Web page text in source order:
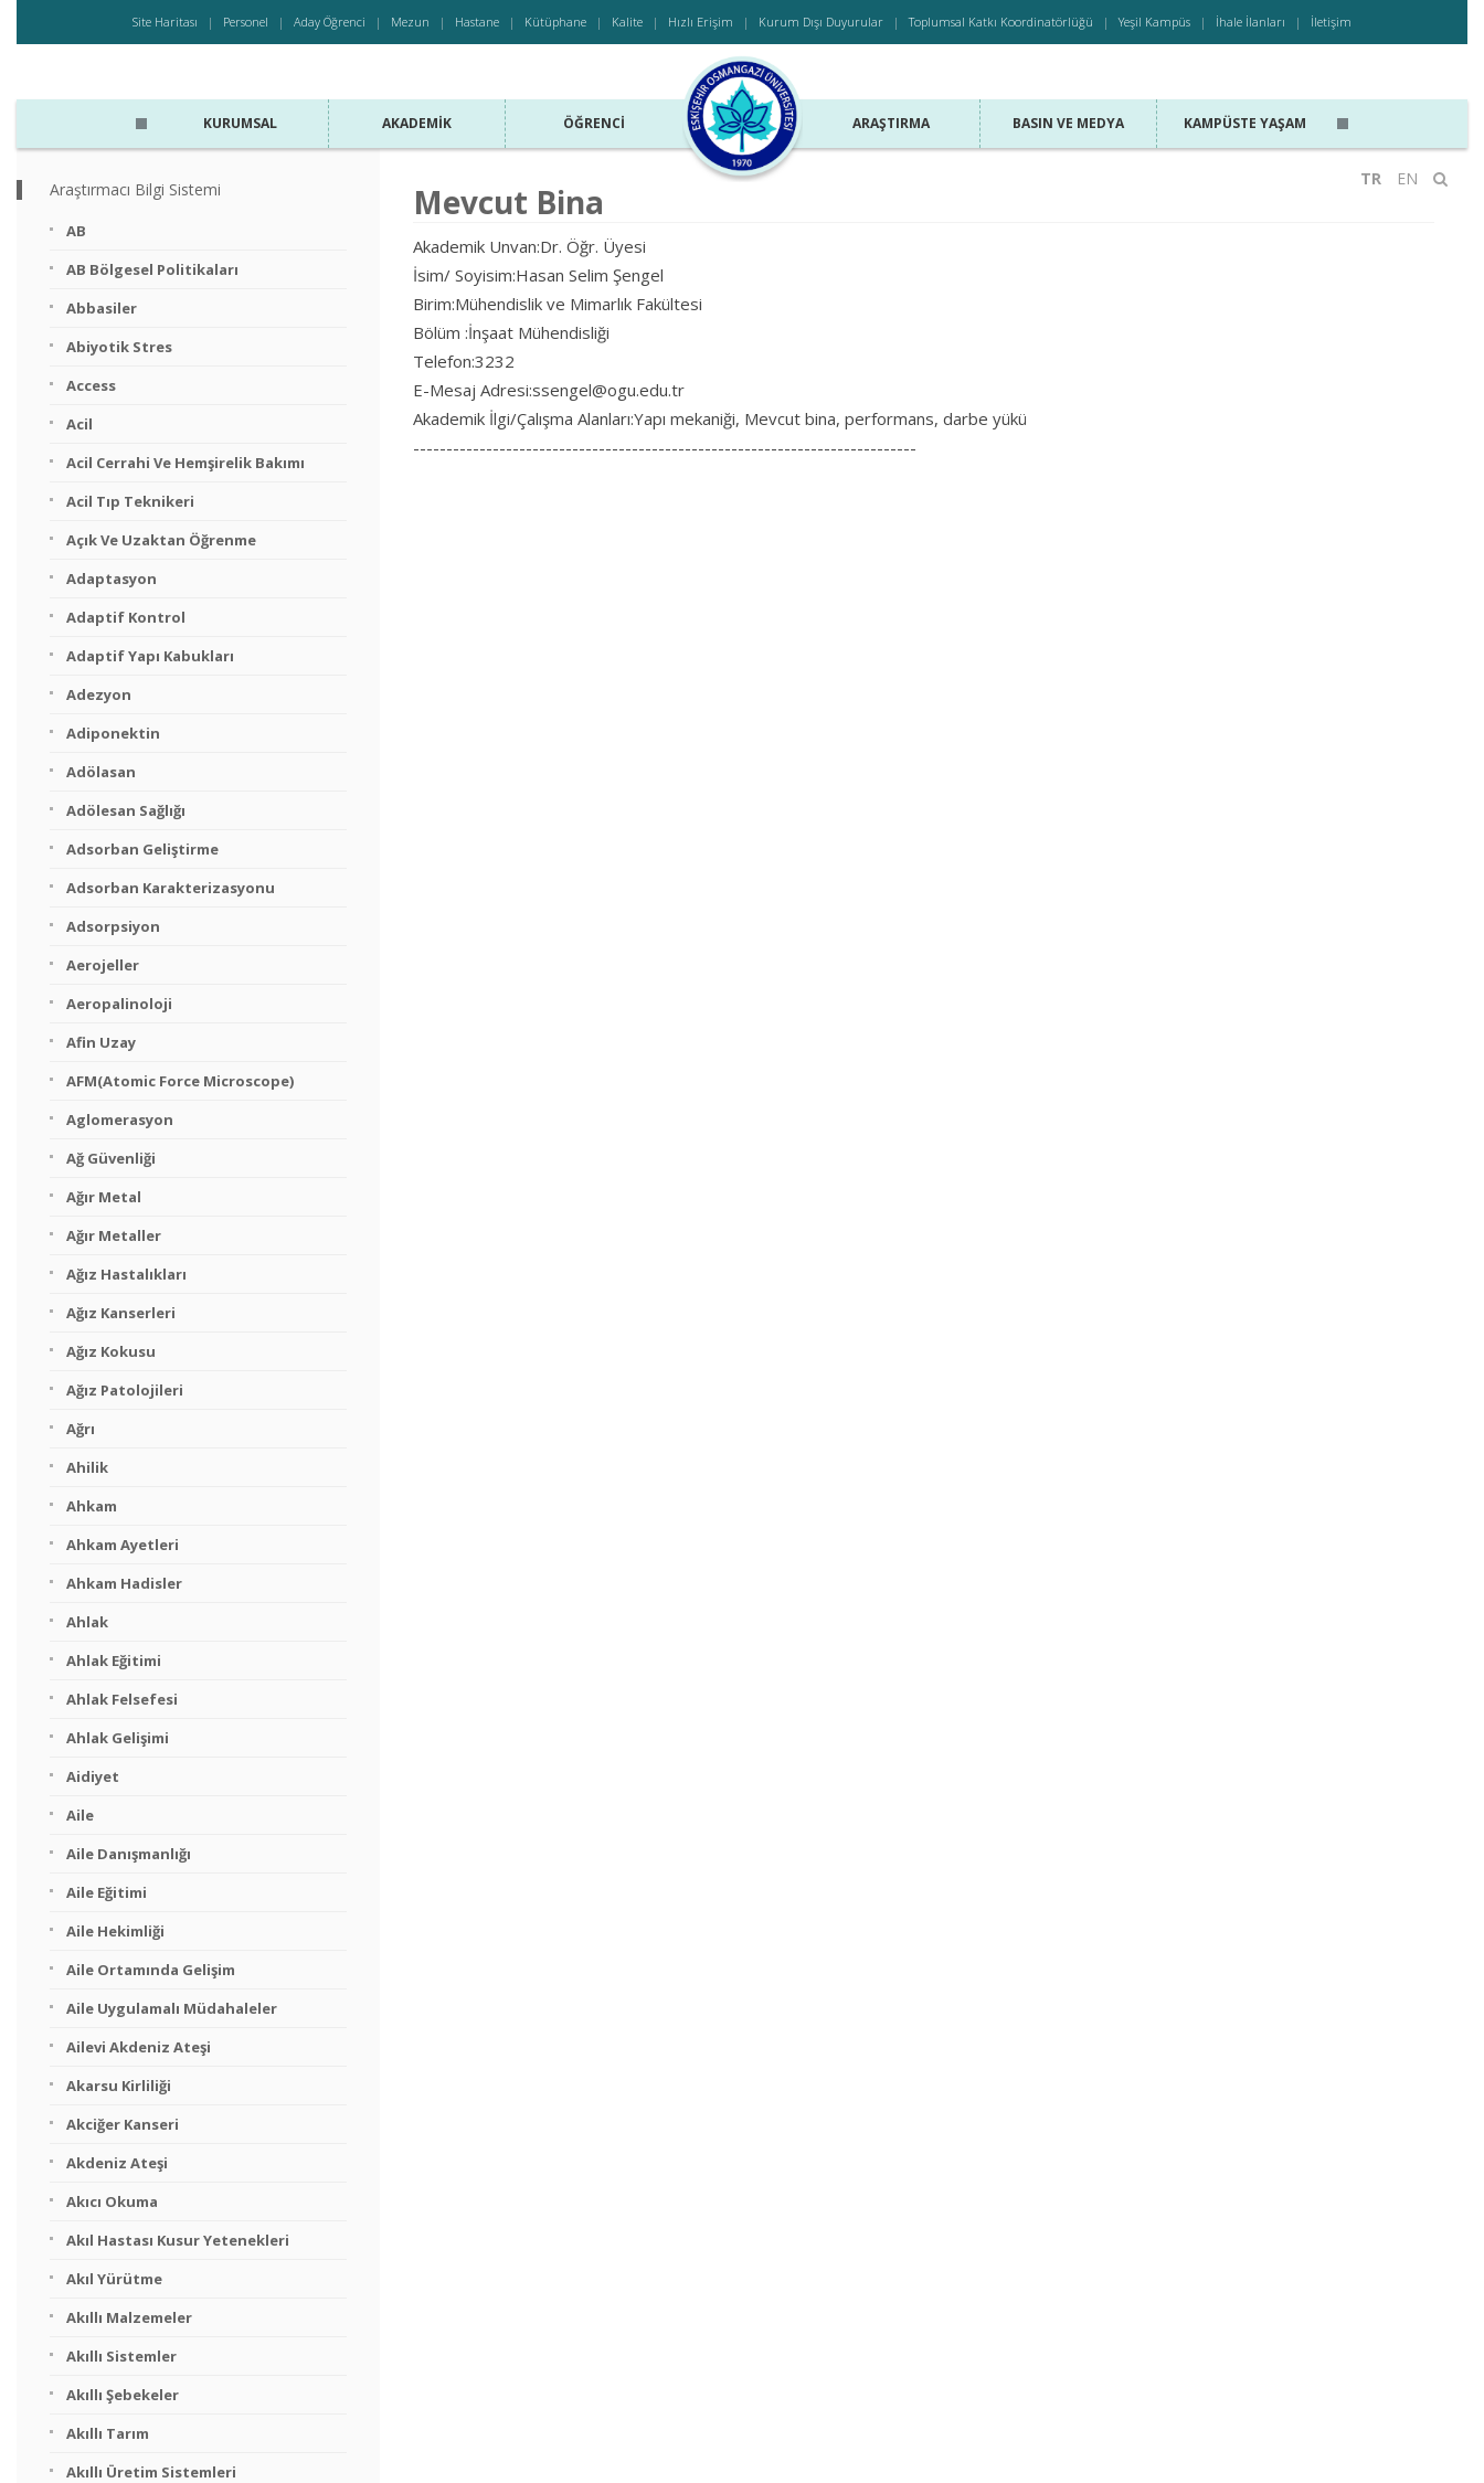
Site Haritası Personel Aday Öğrenci Mezun Hastane Kütüphane Kalite Hızlı Erişim Kurum Dışı Duyurular Toplumsal Katkı Koordinatörlüğü Yeşil Kampüs İhale İlanları İletişim
TR EN
KURUMSAL AKADEMIK ÖĞRENCI ARAŞTIRMA BASIN VE MEDYA KAMPÜSTE YAŞAM
Mevcut Bina
Akademik Unvan:Dr. Öğr. Üyesi
İsim/ Soyisim:Hasan Selim Şengel
Birim:Mühendislik ve Mimarlık Fakültesi
Bölüm :İnşaat Mühendisliği
Telefon:3232
E-Mesaj Adresi:ssengel@ogu.edu.tr
Akademik İlgi/Çalışma Alanları:Yapı mekaniği, Mevcut bina, performans, darbe yükü
----------------------------------------------------------------------------
Araştırmacı Bilgi Sistemi
AB
AB Bölgesel Politikaları
Abbasiler
Abiyotik Stres
Access
Acil
Acil Cerrahi Ve Hemşirelik Bakımı
Acil Tıp Teknikeri
Açık Ve Uzaktan Öğrenme
Adaptasyon
Adaptif Kontrol
Adaptif Yapı Kabukları
Adezyon
Adiponektin
Adölasan
Adölesan Sağlığı
Adsorban Geliştirme
Adsorban Karakterizasyonu
Adsorpsiyon
Aerojeller
Aeropalinoloji
Afin Uzay
AFM(Atomic Force Microscope)
Aglomerasyon
Ağ Güvenliği
Ağır Metal
Ağır Metaller
Ağız Hastalıkları
Ağız Kanserleri
Ağız Kokusu
Ağız Patolojileri
Ağrı
Ahilik
Ahkam
Ahkam Ayetleri
Ahkam Hadisler
Ahlak
Ahlak Eğitimi
Ahlak Felsefesi
Ahlak Gelişimi
Aidiyet
Aile
Aile Danışmanlığı
Aile Eğitimi
Aile Hekimliği
Aile Ortamında Gelişim
Aile Uygulamalı Müdahaleler
Ailevi Akdeniz Ateşi
Akarsu Kirliliği
Akciğer Kanseri
Akdeniz Ateşi
Akıcı Okuma
Akıl Hastası Kusur Yetenekleri
Akıl Yürütme
Akıllı Malzemeler
Akıllı Sistemler
Akıllı Şebekeler
Akıllı Tarım
Akıllı Üretim Sistemleri